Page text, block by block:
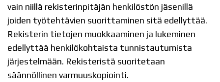
vain niillä rekisterinpitäjän henkilöstön jäsenillä
joiden työtehtävien suorittaminen sitä edellyttää.
Rekisterin tietojen muokkaaminen ja lukeminen
edellyttää henkilökohtaista tunnistautumista
järjestelmään. Rekisteristä suoritetaan
säännöllinen varmuuskopiointi.